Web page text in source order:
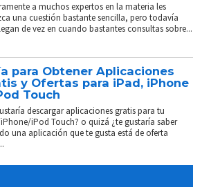
a muchos expertos en la materia les
una cuestión bastante sencilla, pero todavía
de vez en cuando bastantes consultas sobre...
para Obtener Aplicaciones
y Ofertas para iPad, iPhone
Touch
descargar aplicaciones gratis para tu
iPod Touch? o quizá ¿te gustaría saber
una aplicación que te gusta está de oferta